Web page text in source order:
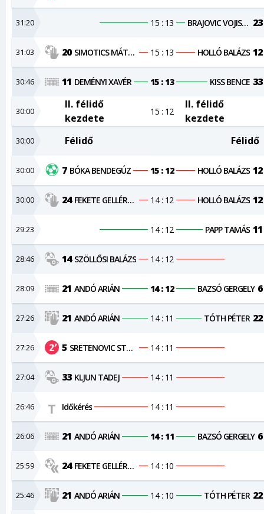
25:46 21 ANDÓ ARIÁN 14 : 10 TÓTH PÉTER 22
25:59 24 FEKETE GELLÉRT ISTVÁN 14 : 10
26:06 21 ANDÓ ARIÁN 14 : 11 BAZSÓ GERGELY 6
26:46 Időkérés 14 : 11
27:04 33 KLJUN TADEJ 14 : 11
27:26 5 SRETENOVIC STEVAN 14 : 11
27:26 21 ANDÓ ARIÁN 14 : 11 TÓTH PÉTER 22
28:09 21 ANDÓ ARIÁN 14 : 12 BAZSÓ GERGELY 6
28:46 14 SZÖLLŐSI BALÁZS 14 : 12
29:23 14 : 12 PAPP TAMÁS 11
30:00 24 FEKETE GELLÉRT ISTVÁN 14 : 12 HOLLÓ BALÁZS 12
30:00 7 BÓKA BENDEGÚZ 15 : 12 HOLLÓ BALÁZS 12
30:00 Félidő Félidő
30:00
II. félidő
kezdete
15 : 12
II. félidő
kezdete
30:46 11 DEMÉNYI XAVÉR 15 : 13 KISS BENCE 33
31:03 20 SIMOTICS MÁTYÁS 15 : 13 HOLLÓ BALÁZS 12
31:20 15 : 13 BRAJOVIC VOJISLAV 23